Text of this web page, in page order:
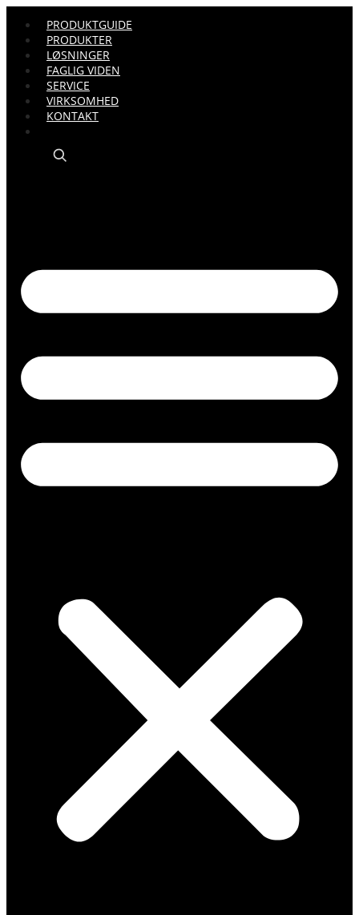
PRODUKTGUIDE
PRODUKTER
LØSNINGER
FAGLIG VIDEN
SERVICE
VIRKSOMHED
KONTAKT